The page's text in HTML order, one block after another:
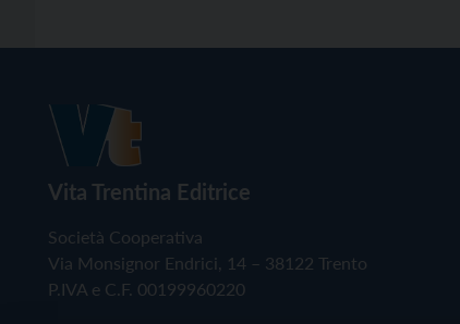
Vita Trentina Editrice
Società Cooperativa
Via Monsignor Endrici, 14 – 38122 Trento
P.IVA e C.F. 00199960220